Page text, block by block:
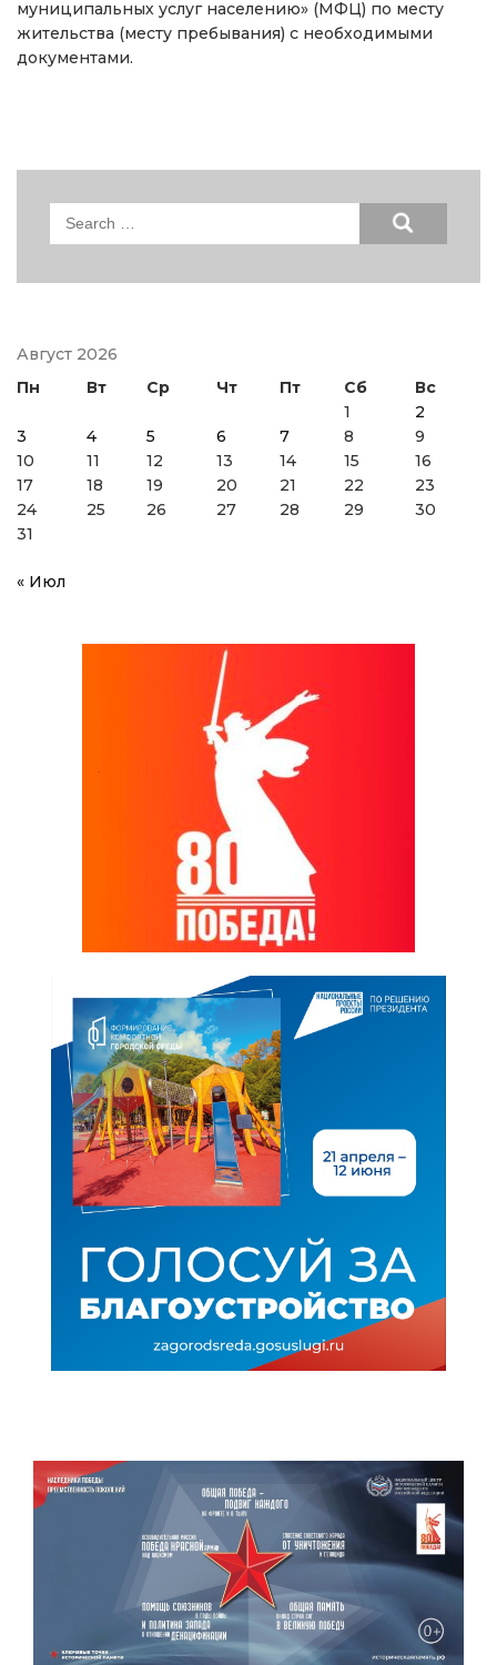
муниципальных услуг населению» (МФЦ) по месту
жительства (месту пребывания) с необходимыми
документами.
Search
Август 2026
Пн
Вт Ср Чт Пт Сб
Вс
1
2
3
4 5 6 7 8
9
10
11 12 13 14 15
16
17
18 19 20 21 22
23
24
25 26 27 28 29
30
31
« Июл